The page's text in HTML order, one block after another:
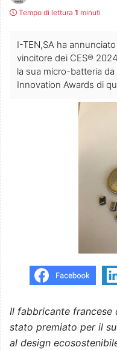
Tempo di lettura 1 minuti
I-TEN,SA ha
vincitore dei CES®
la sua micro-batteria
Innovation Awards di
Il fabbricante
stato premiato per il
al design